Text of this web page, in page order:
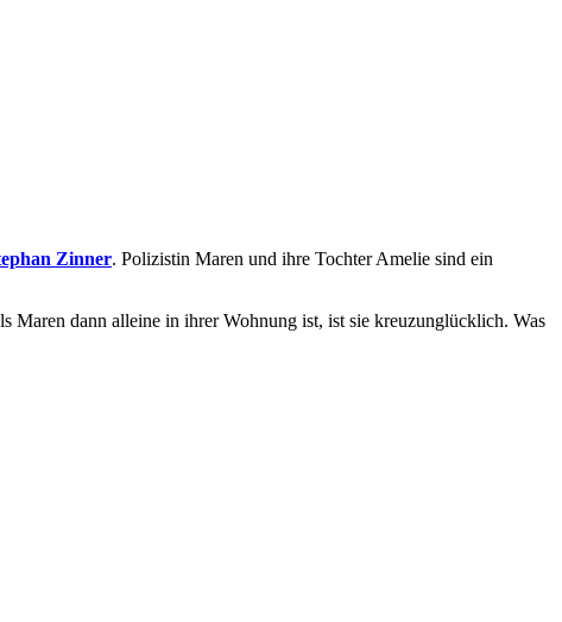
Zinner. Polizistin Maren und ihre Tochter Amelie sind ein
dann alleine in ihrer Wohnung ist, ist sie kreuzunglücklich. Was